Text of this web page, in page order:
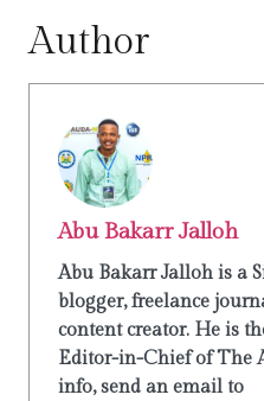
Author
Abu Bakarr Jalloh
Abu Bakarr Jalloh is a
blogger, freelance
content creator. He is
Editor-in-Chief of The
info, send an email to